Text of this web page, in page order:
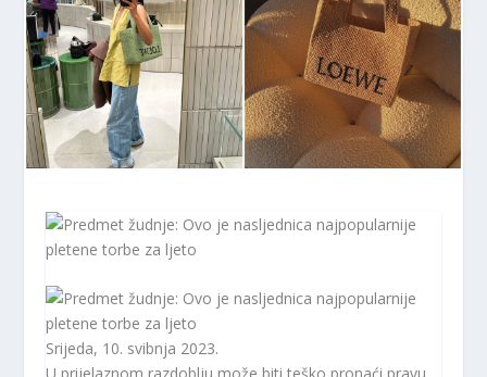
Srijeda, 10. svibnja 2023.